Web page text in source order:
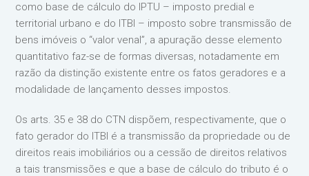
como base de cálculo do IPTU – imposto predial e
territorial urbano e do ITBI – imposto sobre transmissão de
bens imóveis o “valor venal”, a apuração desse elemento
quantitativo faz-se de formas diversas, notadamente em
razão da distinção existente entre os fatos geradores e a
modalidade de lançamento desses impostos.
Os arts. 35 e 38 do CTN dispõem, respectivamente, que o
fato gerador do ITBI é a transmissão da propriedade ou de
direitos reais imobiliários ou a cessão de direitos relativos
a tais transmissões e que a base de cálculo do tributo é o